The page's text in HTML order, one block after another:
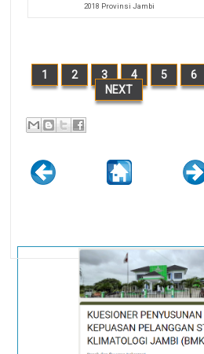
2018 Provinsi Jambi
1 2 3 4 5
6
NEXT